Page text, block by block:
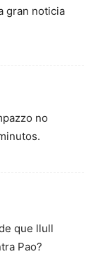
gran noticia
no
que llull
Pao?